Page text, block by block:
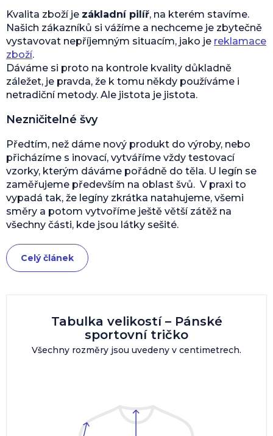
Tabulka velikostí – Pánské
sportovní tričko
Všechny rozměry jsou uvedeny v centimetrech.
Kvalita zboží je základní pilíř, na kterém stavíme.
Našich zákazníků si vážíme a nechceme je zbytečně
vystavovat nepříjemným situacím, jako je reklamace
zboží.
Dáváme si proto na kontrole kvality důkladně
záležet, je pravda, že k tomu někdy používáme i
netradiční metody. Ale jistota je jistota.
Nezničitelné švy
Předtím, než dáme nový produkt do výroby, nebo
přicházíme s inovací, vytváříme vždy testovací
vzorky, kterým dáváme pořádně do těla. U legín se
zaměřujeme především na oblast švů. V praxi to
vypadá tak, že legíny zkrátka natahujeme, všemi
směry a potom vytvoříme ještě větší zátěž na
všechny části, kde jsou látky sešité.
Celý článek